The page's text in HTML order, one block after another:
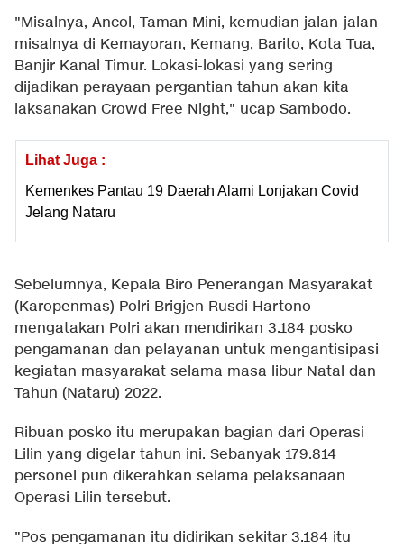
"Misalnya, Ancol, Taman Mini, kemudian jalan-jalan
misalnya di Kemayoran, Kemang, Barito, Kota Tua,
Banjir Kanal Timur. Lokasi-lokasi yang sering
dijadikan perayaan pergantian tahun akan kita
laksanakan Crowd Free Night," ucap Sambodo.
Lihat Juga :
Kemenkes Pantau 19 Daerah Alami Lonjakan Covid
Jelang Nataru
Sebelumnya, Kepala Biro Penerangan Masyarakat
(Karopenmas) Polri Brigjen Rusdi Hartono
mengatakan Polri akan mendirikan 3.184 posko
pengamanan dan pelayanan untuk mengantisipasi
kegiatan masyarakat selama masa libur Natal dan
Tahun (Nataru) 2022.
Ribuan posko itu merupakan bagian dari Operasi
Lilin yang digelar tahun ini. Sebanyak 179.814
personel pun dikerahkan selama pelaksanaan
Operasi Lilin tersebut.
"Pos pengamanan itu didirikan sekitar 3.184 itu